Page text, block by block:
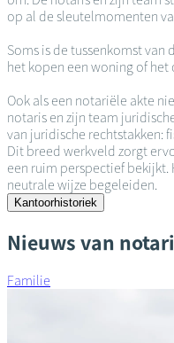
op al de sleutelmomenten
Soms is de tussenkomst van
het kopen een woning of
Ook als een notariële akte
notaris en zijn team
van juridische rechtstakken:
Dit breed werkveld zorgt
een ruim perspectief
neutrale wijze begeleiden.
Kantoorhistoriek
Nieuws van
Familie